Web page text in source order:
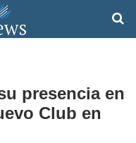
presencia en
Club en